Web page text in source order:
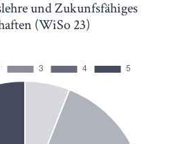
und Zukunfsfähiges
(WiSo 23)